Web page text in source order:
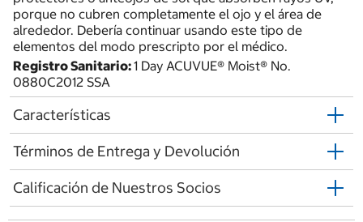
porque no cubren completamente el ojo y el área de
alrededor. Debería continuar usando este tipo de
elementos del modo prescripto por el médico.
Registro Sanitario:1 Day ACUVUE® Moist® No.
0880C2012 SSA
Características
Términos de Entrega y Devolución
Calificación de Nuestros Socios